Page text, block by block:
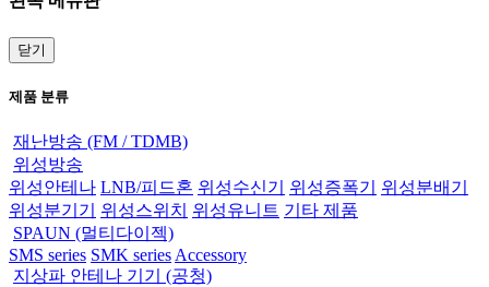
닫기
제품 분류
재난방송 (FM / TDMB)
위성방송
위성안테나 LNB/피드혼 위성수신기 위성증폭기
위성분배기
위성분기기
위성스위치 위성유니트 기타 제품
SPAUN (멀티다이젝)
SMS series SMK series Accessory
지상파 안테나 기기 (공청)